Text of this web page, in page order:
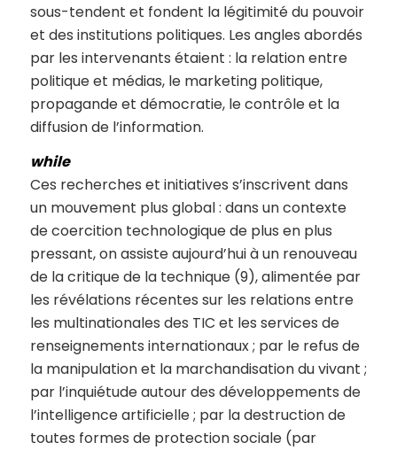
sous-tendent et fondent la légitimité du pouvoir
et des institutions politiques. Les angles abordés
par les intervenants étaient : la relation entre
politique et médias, le marketing politique,
propagande et démocratie, le contrôle et la
diffusion de l’information.
while
Ces recherches et initiatives s’inscrivent dans
un mouvement plus global : dans un contexte
de coercition technologique de plus en plus
pressant, on assiste aujourd’hui à un renouveau
de la critique de la technique (9), alimentée par
les révélations récentes sur les relations entre
les multinationales des TIC et les services de
renseignements internationaux ; par le refus de
la manipulation et la marchandisation du vivant ;
par l’inquiétude autour des développements de
l’intelligence artificielle ; par la destruction de
toutes formes de protection sociale (par